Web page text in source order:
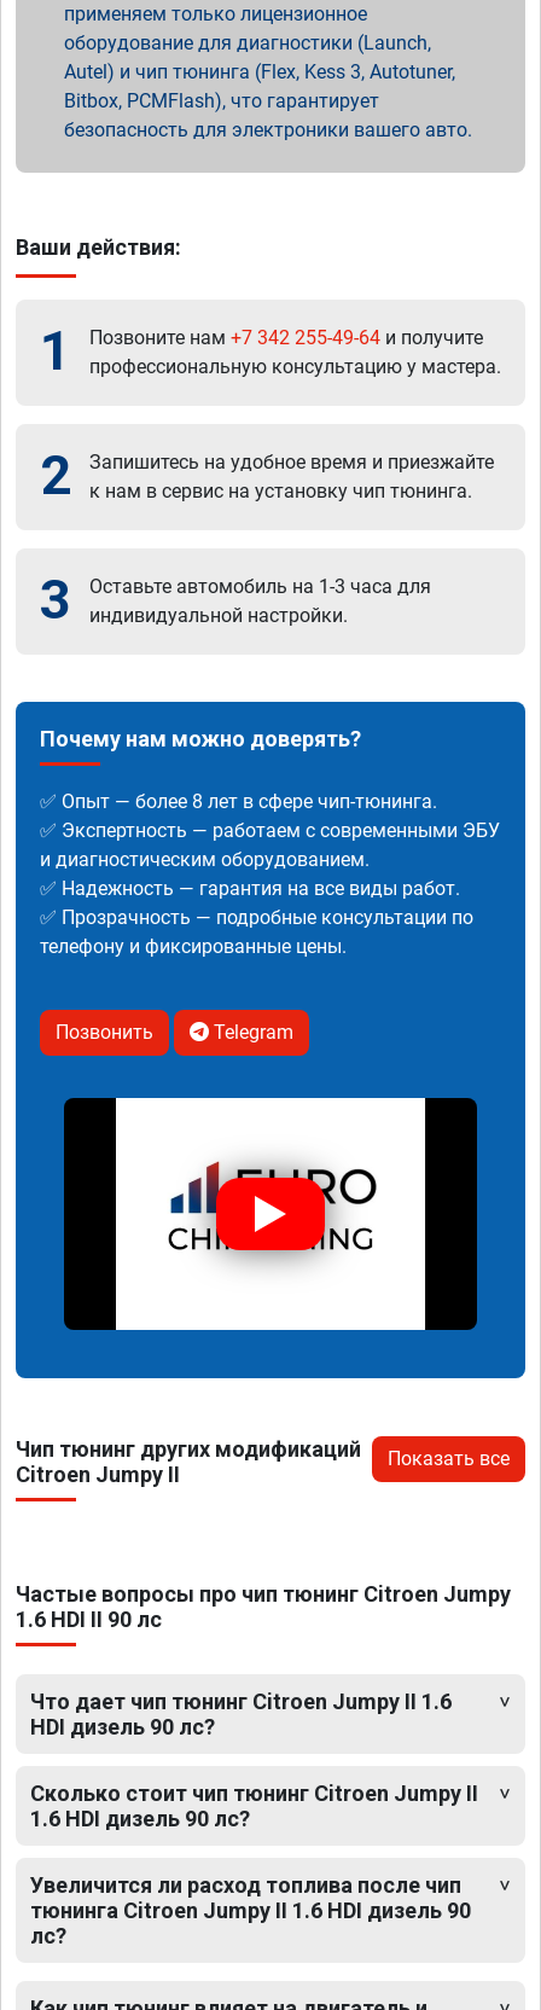
применяем только лицензионное
оборудование для диагностики (Launch,
Autel) и чип тюнинга (Flex, Kess 3, Autotuner,
Bitbox, PCMFlash), что гарантирует
безопасность для электроники вашего авто.
Ваши действия:
1 Позвоните нам +7 342 255-49-64 и получите
профессиональную консультацию у мастера.
2
Запишитесь на удобное время и приезжайте
к нам в сервис на установку чип тюнинга.
3
Оставьте автомобиль на 1-3 часа для
индивидуальной настройки.
Почему нам можно доверять?
✅ Опыт — более 8 лет в сфере чип-тюнинга.
✅ Экспертность — работаем с современными ЭБУ
и диагностическим оборудованием.
✅ Надежность — гарантия на все виды работ.
✅ Прозрачность — подробные консультации по
телефону и фиксированные цены.
Позвонить Telegram
Чип тюнинг других модификаций
Citroen Jumpy II
Показать все
Частые вопросы про чип тюнинг Citroen Jumpy
1.6 HDI II 90 лс
Что дает чип тюнинг Citroen Jumpy II 1.6
HDI дизель 90 лс?
Сколько стоит чип тюнинг Citroen Jumpy II
1.6 HDI дизель 90 лс?
Увеличится ли расход топлива после чип
тюнинга Citroen Jumpy II 1.6 HDI дизель 90
лс?